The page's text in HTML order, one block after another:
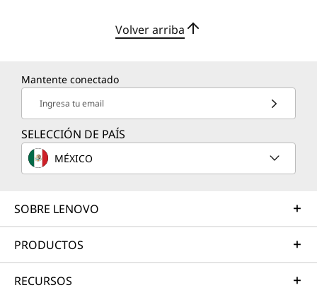
Volver arriba
Mantente conectado
Ingresa tu email
SELECCIÓN DE PAÍS
MÉXICO
SOBRE LENOVO
PRODUCTOS
RECURSOS